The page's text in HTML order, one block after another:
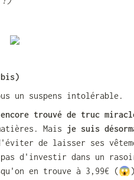
un suspens intolérable.
trouvé de truc
Mais je suis
de laisser ses
d'investir dans un
en trouve à 3,99€